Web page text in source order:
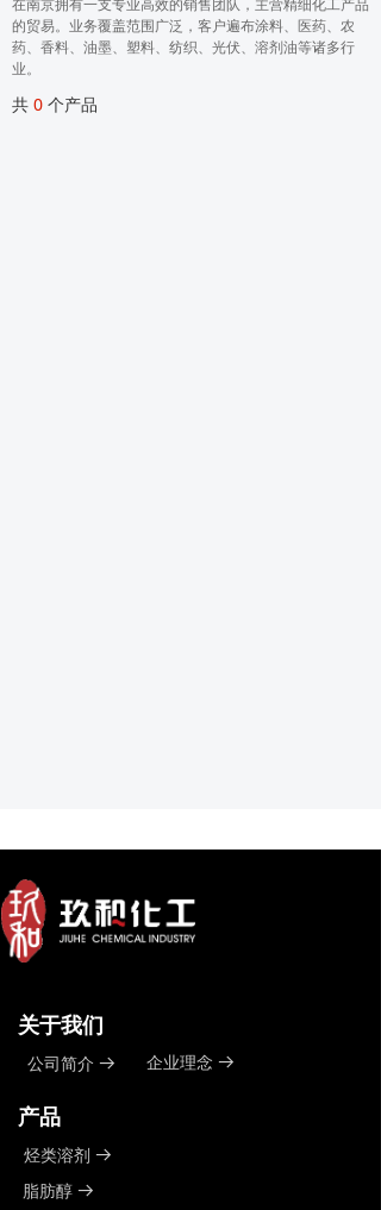
在南京拥有一支专业高效的销售团队，主营精细化工产品
的贸易。业务覆盖范围广泛，客户遍布涂料、医药、农
药、香料、油墨、塑料、纺织、光伏、溶剂油等诸多行
业。
共 0 个产品
产品
脂肪醇 뀠
烃类溶剂 뀠
企业理念 뀠
公司简介 뀠
关于我们